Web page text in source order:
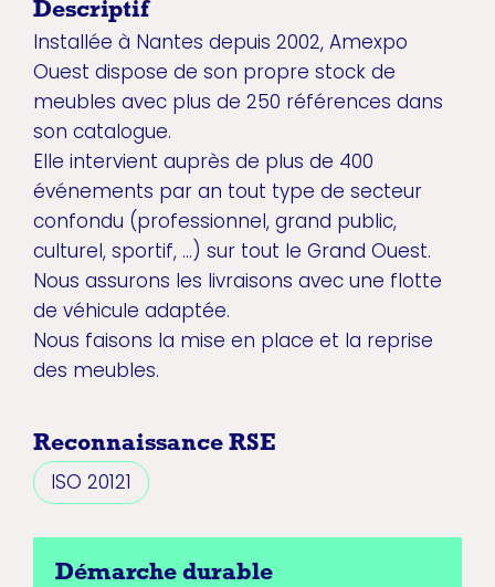
Descriptif
Installée à Nantes depuis 2002, Amexpo
Ouest dispose de son propre stock de
meubles avec plus de 250 références dans
son catalogue.
Elle intervient auprès de plus de 400
événements par an tout type de secteur
confondu (professionnel, grand public,
culturel, sportif, …) sur tout le Grand Ouest.
Nous assurons les livraisons avec une flotte
de véhicule adaptée.
Nous faisons la mise en place et la reprise
des meubles.
Reconnaissance RSE
ISO 20121
Démarche durable